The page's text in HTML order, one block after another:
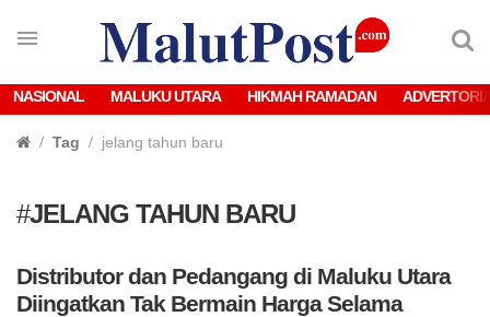
NASIONAL MALUKU UTARA HIKMAH RAMADAN
Tag jelang tahun baru
#JELANG TAHUN BARU
Distributor dan Pedangang di Maluku Utara
Diingatkan Tak Bermain Harga Selama